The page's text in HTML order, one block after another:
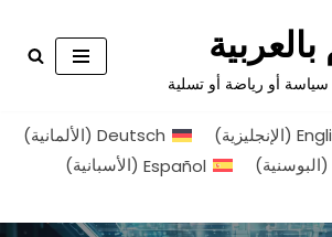
أو رياضة أو تسلية
(الإنجليزية)
Deutsch
(الألمانية)
(البوسنية)
Español
(الأسبانية)